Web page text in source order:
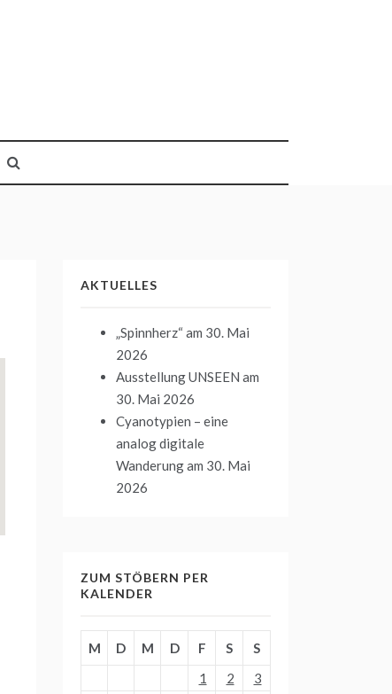
AKTUELLES
„Spinnherz“ am 30. Mai
2026
Ausstellung UNSEEN am
30. Mai 2026
Cyanotypien – eine
analog digitale
Wanderungam 30. Mai
2026
ZUM STÖBERN PER
KALENDER
M D M D F S
S
1
2
3